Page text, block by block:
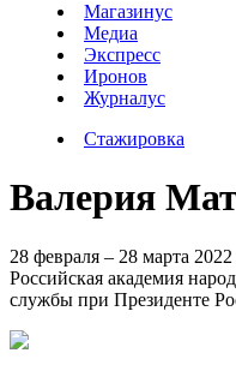
Магазинус
Медиа
Экспресс
Иронов
Журналус
Стажировка
Валерия
28 февраля – 28 марта 2022
Российская академия
службы при Президенте